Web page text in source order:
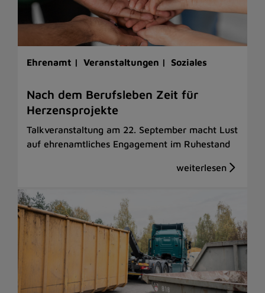
Ehrenamt | Veranstaltungen | Soziales
Nach dem Berufsleben Zeit für
Herzensprojekte
Talkveranstaltung am 22. September macht Lust
auf ehrenamtliches Engagement im Ruhestand